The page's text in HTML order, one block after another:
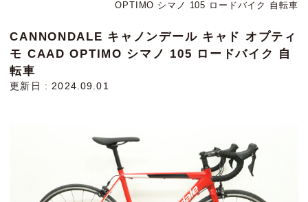
OPTIMO シマノ 105 ロードバイク 自転車
CANNONDALE キャノンデール キャド オプティ
モ CAAD OPTIMO シマノ 105 ロードバイク 自
転車
更新日 : 2024.09.01